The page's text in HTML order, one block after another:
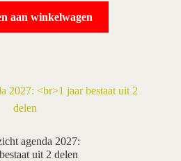
aan winkelwagen
agenda 2027:
uit 2 delen